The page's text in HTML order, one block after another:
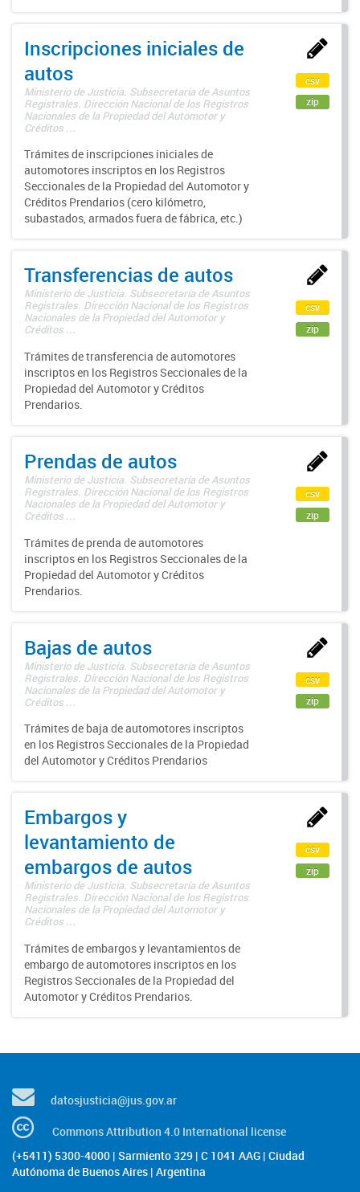
Inscripciones iniciales de
autos
Ministerio de Justicia. Subsecretaría de Asuntos
Registrales. Dirección Nacional de los Registros
Nacionales de la Propiedad del Automotor y
Créditos ...
Trámites de inscripciones iniciales de
automotores inscriptos en los Registros
Seccionales de la Propiedad del Automotor y
Créditos Prendarios (cero kilómetro,
subastados, armados fuera de fábrica, etc.)
csv
zip
Transferencias de autos
Ministerio de Justicia. Subsecretaría de Asuntos
Registrales. Dirección Nacional de los Registros
Nacionales de la Propiedad del Automotor y
Créditos ...
Trámites de transferencia de automotores
inscriptos en los Registros Seccionales de la
Propiedad del Automotor y Créditos
Prendarios.
csv
zip
Prendas de autos
Ministerio de Justicia. Subsecretaría de Asuntos
Registrales. Dirección Nacional de los Registros
Nacionales de la Propiedad del Automotor y
Créditos ...
Trámites de prenda de automotores
inscriptos en los Registros Seccionales de la
Propiedad del Automotor y Créditos
Prendarios.
csv
zip
Bajas de autos
Ministerio de Justicia. Subsecretaría de Asuntos
Registrales. Dirección Nacional de los Registros
Nacionales de la Propiedad del Automotor y
Créditos ...
Trámites de baja de automotores inscriptos
en los Registros Seccionales de la Propiedad
del Automotor y Créditos Prendarios
csv
zip
Embargos y
levantamiento de
embargos de autos
Ministerio de Justicia. Subsecretaría de Asuntos
Registrales. Dirección Nacional de los Registros
Nacionales de la Propiedad del Automotor y
Créditos ...
Trámites de embargos y levantamientos de
embargo de automotores inscriptos en los
Registros Seccionales de la Propiedad del
Automotor y Créditos Prendarios.
csv
zip
datosjusticia@jus.gov.ar
Commons Attribution 4.0 International license
(+5411) 5300-4000 | Sarmiento 329 | C 1041 AAG | Ciudad
Autónoma de Buenos Aires | Argentina